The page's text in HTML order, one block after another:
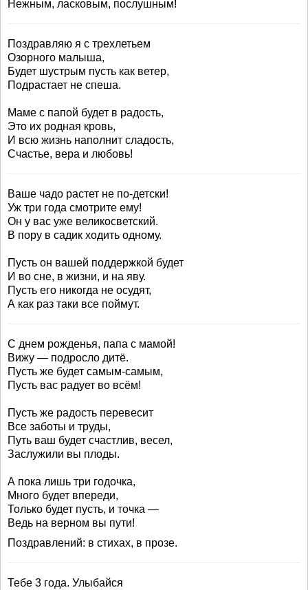
Нежным, ласковым, послушным!
Поздравляю я с трехлетьем
Озорного малыша,
Будет шустрым пусть как ветер,
Подрастает не спеша.
Маме с папой будет в радость,
Это их родная кровь,
И всю жизнь наполнит сладость,
Счастье, вера и любовь!
Ваше чадо растет не по-детски!
Уж три года смотрите ему!
Он у вас уже великосветский.
В пору в садик ходить одному.
Пусть он вашей поддержкой будет
И во сне, в жизни, и на яву.
Пусть его никогда не осудят,
А как раз таки все поймут.
С днем рожденья, папа с мамой!
Вижу — подросло дитё.
Пусть же будет самым-самым,
Пусть вас радует во всём!
Пусть же радость перевесит
Все заботы и труды,
Путь ваш будет счастлив, весел,
Заслужили вы плоды.
А пока лишь три годочка,
Много будет впереди,
Только будет пусть, и точка —
Ведь на верном вы пути!
Поздравлений: в стихах, в прозе.
Тебе 3 года. Улыбайся